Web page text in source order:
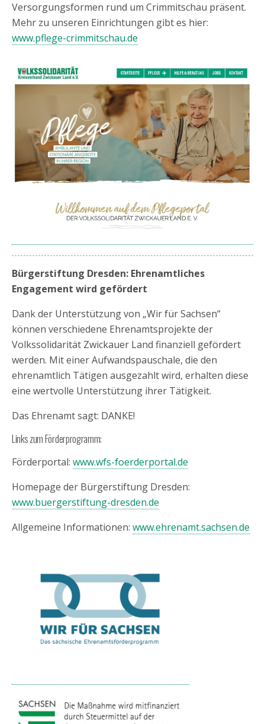
Versorgungsformen rund um Crimmitschau präsent.
Mehr zu unseren Einrichtungen gibt es hier:
www.pflege-crimmitschau.de
Bürgerstiftung Dresden: Ehrenamtliches
Engagement wird gefördert
Dank der Unterstützung von „Wir für Sachsen“
können verschiedene Ehrenamtsprojekte der
Volkssolidarität Zwickauer Land finanziell gefördert
werden. Mit einer Aufwandspauschale, die den
ehrenamtlich Tätigen ausgezahlt wird, erhalten diese
eine wertvolle Unterstützung ihrer Tätigkeit.
Das Ehrenamt sagt: DANKE!
Links zum Förderprogramm:
Förderportal: www.wfs-foerderportal.de
Homepage der Bürgerstiftung Dresden:
www.buergerstiftung-dresden.de
Allgemeine Informationen: www.ehrenamt.sachsen.de